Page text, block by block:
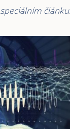
článku.